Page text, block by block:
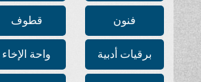
فنون قطوف
برقيات أدبية واحة الإخاء